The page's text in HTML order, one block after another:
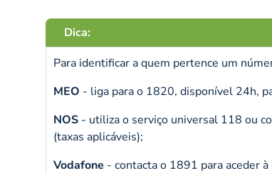
Dica:
Para identificar a quem pertence um
MEO - liga para o 1820, disponível 24h,
NOS - utiliza o serviço universal 118 ou
(taxas aplicáveis);
Vodafone - contacta o 1891 para aceder